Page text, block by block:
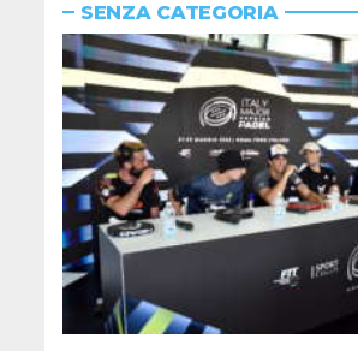
SENZA CATEGORIA